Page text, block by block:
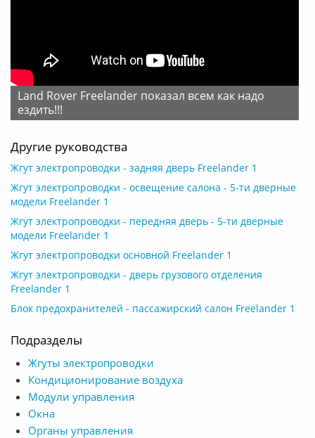
Land Rover Freelander показал всем как надо
ездить!!!
Другие руководства
Жгут электропроводки - задняя дверь Freelander 1
Жгут электропроводки - освещение салона - 5-ти дверные
модели Freelander 1
Жгут электропроводки - передняя дверь - 5-ти дверные
модели Freelander 1
Жгут электропроводки основной Freelander 1
Жгут электропроводки - дверь грузового отделения
Freelander 1
Блок предохранителей - пассажирский салон Freelander 1
Подразделы
Жгуты электропроводки
Кондиционирование воздуха
Модули управления
Окна
Органы управления